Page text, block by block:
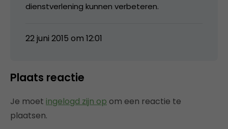
dienstverlening kunnen verbeteren.
22 juni 2015 om 12:01
Plaats reactie
Je moet ingelogd zijn op om een reactie te
plaatsen.